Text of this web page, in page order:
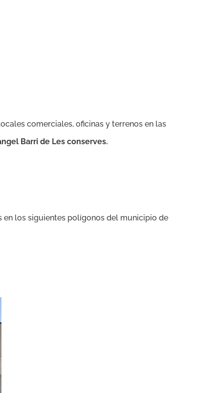
comerciales, oficinas y terrenos en las
Barri de Les conserves.
en los siguientes polígonos del municipio de